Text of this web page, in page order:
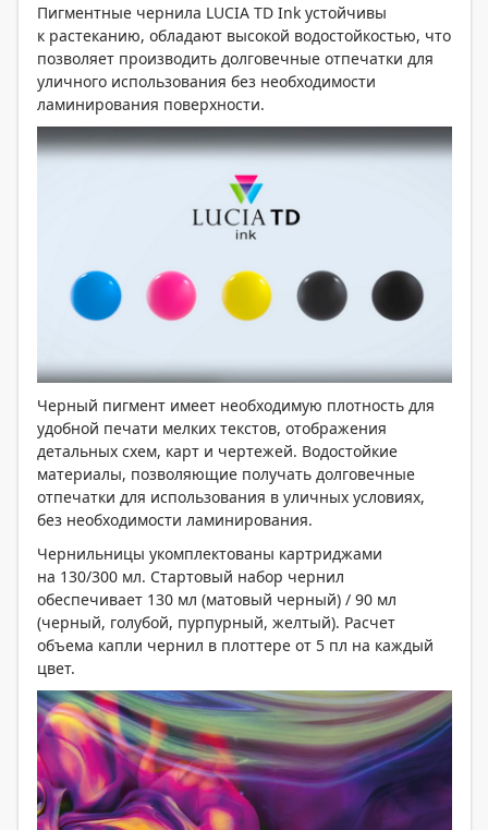
Пигментные чернила LUCIA TD Ink устойчивы
к растеканию, обладают высокой водостойкостью, что
позволяет производить долговечные отпечатки для
уличного использования без необходимости
ламинирования поверхности.
Черный пигмент имеет необходимую плотность для
удобной печати мелких текстов, отображения
детальных схем, карт и чертежей. Водостойкие
материалы, позволяющие получать долговечные
отпечатки для использования в уличных условиях,
без необходимости ламинирования.
Чернильницы укомплектованы картриджами
на 130/300 мл. Стартовый набор чернил
обеспечивает 130 мл (матовый черный) / 90 мл
(черный, голубой, пурпурный, желтый). Расчет
объема капли чернил в плоттере от 5 пл на каждый
цвет.